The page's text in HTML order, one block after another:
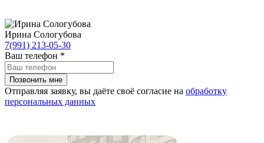
Ирина Сологубова
7(991) 213-05-30
Ваш телефон *
Отправляя заявку, вы даёте своё согласие на обработку
персональных данных